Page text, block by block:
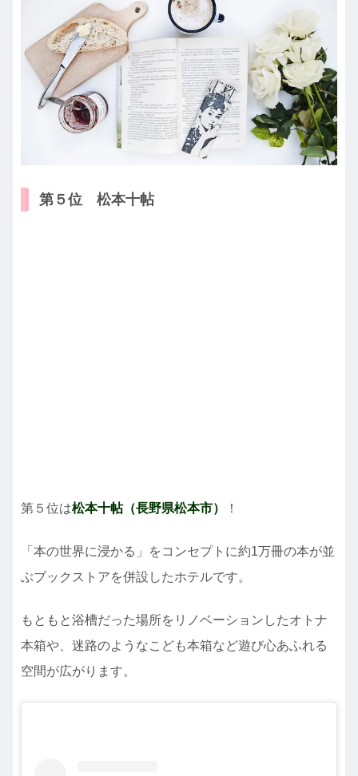
第５位 松本十帖
第５位は松本十帖（長野県松本市） ！
「本の世界に浸かる」をコンセプトに約1万冊の本が並
ぶブックストアを併設したホテルです。
もともと浴槽だった場所をリノベーションしたオトナ
本箱や、迷路のようなこども本箱など遊び心あふれる
空間が広がります。